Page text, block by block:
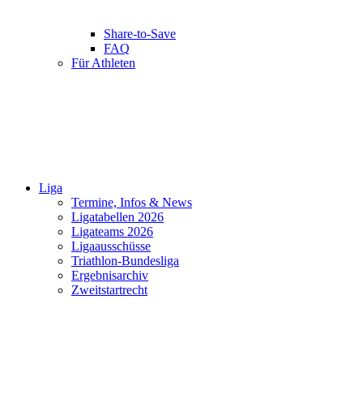
Share-to-Save
FAQ
Für Athleten
Liga
Termine, Infos & News
Ligatabellen 2026
Ligateams 2026
Ligaausschüsse
Triathlon-Bundesliga
Ergebnisarchiv
Zweitstartrecht